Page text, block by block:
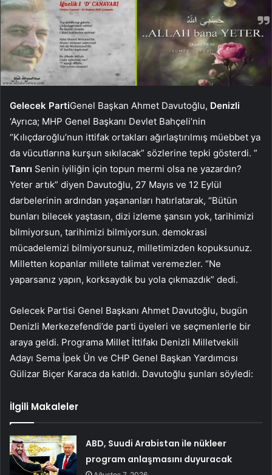
Gelecek PartiGenel Başkan Ahmet Davutoğlu, Denizli
‘Ayrıca; MHP Genel Başkanı Devlet Bahçeli’nin
“Kılıçdaroğlu’nun ittifak ortakları ağırlaştırılmış müebbet ya
da vücutlarına kurşun sıkılacak” sözlerine tepki gösterdi. ”
Tanrı Senin iyiliğin için topun mermi olsa ne yazardın?
Yeter artık” diyen Davutoğlu, 27 Mayıs ve 12 Eylül
darbelerinin ardından yaşananları hatırlatarak, “Bütün
bunları bilecek yaştasın, dizi izleme şansın yok, tarihimizi
bilmiyorsun, tarihimizi bilmiyorsun. demokrasi
mücadelemizi bilmiyorsunuz, milletimizden kopuksunuz.
Milletten kopanlar millete talimat veremezler. “Ne
yaparsanız yapın, korksaydık bu yola çıkmazdık” dedi.
Gelecek Partisi Genel Başkanı Ahmet Davutoğlu, bugün
Denizli Merkezefendi’de parti üyeleri ve seçmenlerle bir
araya geldi. Programa Millet İttifakı Denizli Milletvekili
Adayı Sema İpek Ün ve CHP Genel Başkan Yardımcısı
Gülizar Biçer Karaca da katıldı. Davutoğlu şunları söyledi:
İlgili Makaleler
ABD, Suudi Arabistan ile nükleer
program anlaşmasını duyuracak